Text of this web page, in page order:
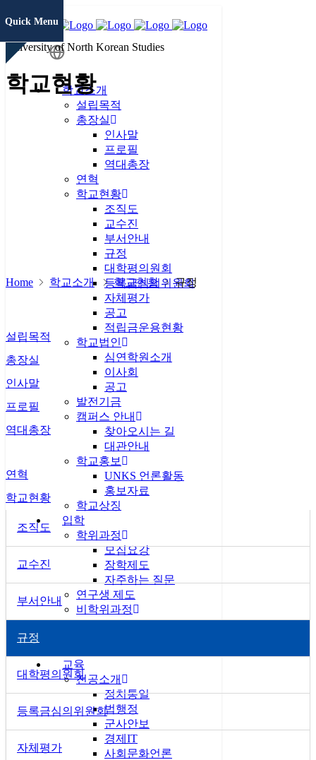
Quick Menu
학생정보
시스템
증명서발급
통일미래 최
고위과정
KCI논문
학교소개
설립목적
총장실
인사말
프로필
역대총장
연혁
학교현황
조직도
교수진
부서안내
규정
대학평의원회
등록금심의위원회
자체평가
공고
적립금운용현황
학교법인
심연학원소개
이사회
공고
발전기금
캠퍼스 안내
찾아오시는 길
대관안내
학교홍보
UNKS 언론활동
홍보자료
학교상징
입학
학위과정
모집요강
장학제도
자주하는 질문
연구생 제도
비학위과정
통일미래최고위과정
교육
전공소개
정치통일
법행정
군사안보
경제IT
사회문화언론
University of North Korean Studies
학교현황
Home 학교소개 학교현황 규정
설립목적
총장실
인사말
프로필
역대총장
연혁
학교현황
조직도
교수진
부서안내
규정
대학평의원회
등록금심의위원회
자체평가